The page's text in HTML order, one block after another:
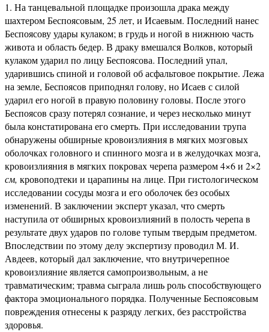
На танцевальной площадке произошла драка между
шахтером Беспоясовым, 25 лет, и Исаевым. Последний нанес
Беспоясову удары кулаком; в грудь и ногой в нижнюю часть
живота и область бедер. В драку вмешался Волков, который
кулаком ударил по лицу Беспоясова. Последний упал,
ударившись спиной и головой об асфальтовое покрытие. Лежа
на земле, Беспоясов приподнял голову, но Исаев с силой
ударил его ногой в правую половину головы. После этого
Беспоясов сразу потерял сознание, и через несколько минут
была констатирована его смерть. При исследовании трупа
обнаружены обширные кровоизлияния в мягких мозговых
оболочках головного и спинного мозга и в желудочках мозга,
кровоизлияния в мягких покровах черепа размером 4×6 и 2×2
см, кровоподтеки и царапины на лице. При гистологическом
исследовании сосуды мозга и его оболочек без особых
изменений. В заключении эксперт указал, что смерть
наступила от обширных кровоизлияний в полость черепа в
результате двух ударов по голове тупым твердым предметом.
Впоследствии по этому делу экспертизу проводил М. И.
Авдеев, который дал заключение, что внутричерепное
кровоизлияние является самопроизвольным, а не
травматическим; травма сыграла лишь роль способствующего
фактора эмоционального порядка. Полученные Беспоясовым
повреждения отнесены к разряду легких, без расстройства
здоровья.